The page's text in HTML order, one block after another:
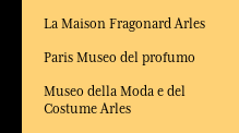
La Maison Fragonard Arles
Paris Museo del profumo
Museo della Moda e del
Costume Arles